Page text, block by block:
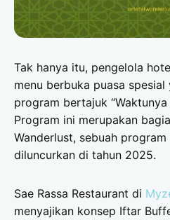
Tak hanya itu, pengelola
menu berbuka puasa
program bertajuk “Waktunya
Program ini merupakan
Wanderlust, sebuah
diluncurkan di tahun 2025.
Sae Rassa Restaurant di
menyajikan konsep Iftar